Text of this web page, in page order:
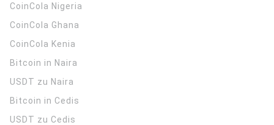
CoinCola Nigeria
CoinCola Ghana
CoinCola Kenia
Bitcoin in Naira
USDT zu Naira
Bitcoin in Cedis
USDT zu Cedis